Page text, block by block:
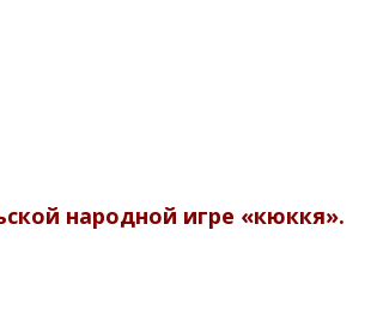
народной игре «кюккя».